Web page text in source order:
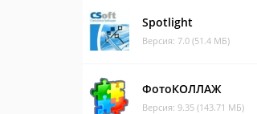
Spotlight
Версия: 7.0 (51.4 МБ)
ФотоКОЛЛАЖ
Версия: 9.35 (143.71 МБ)